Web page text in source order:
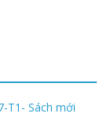
T1- Sách mới